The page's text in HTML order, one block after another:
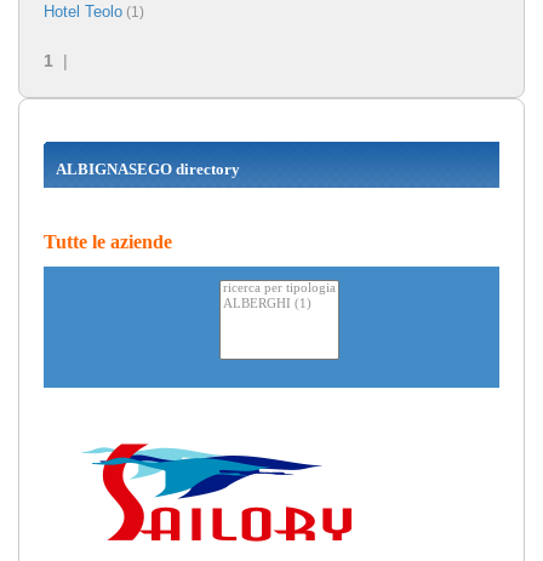
Hotel Teolo (1)
1 |
ALBIGNASEGO directory
Tutte le aziende